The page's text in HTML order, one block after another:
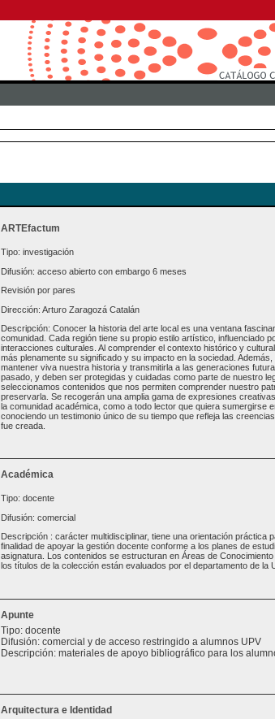
ARTEfactum
Tipo: investigación
Difusión: acceso abierto con embargo 6 meses
Revisión por pares
Dirección: Arturo Zaragozá Catalán
Descripción: Conocer la historia del arte local es una ventana
comunidad. Cada región tiene su propio estilo artístico, influenciado
interacciones culturales. Al comprender el contexto histórico y
más plenamente su significado y su impacto en la sociedad.
mantener viva nuestra historia y transmitirla a las generaciones
pasado, y deben ser protegidas y cuidadas como parte de nuestro
seleccionamos contenidos que nos permiten comprender nuestro
preservarla. Se recogerán una amplia gama de expresiones
la comunidad académica, como a todo lector que quiera sumergirse
conociendo un testimonio único de su tiempo que refleja las
fue creada.
Académica
Tipo: docente
Difusión: comercial
Descripción : carácter multidisciplinar, tiene una orientación práctica
finalidad de apoyar la gestión docente conforme a los planes de
asignatura. Los contenidos se estructuran en Áreas de
los títulos de la colección están evaluados por el departamento de la
Apunte
Tipo: docente
Difusión: comercial y de acceso restringido a alumnos UPV
Descripción: materiales de apoyo bibliográfico para los
Arquitectura e Identidad